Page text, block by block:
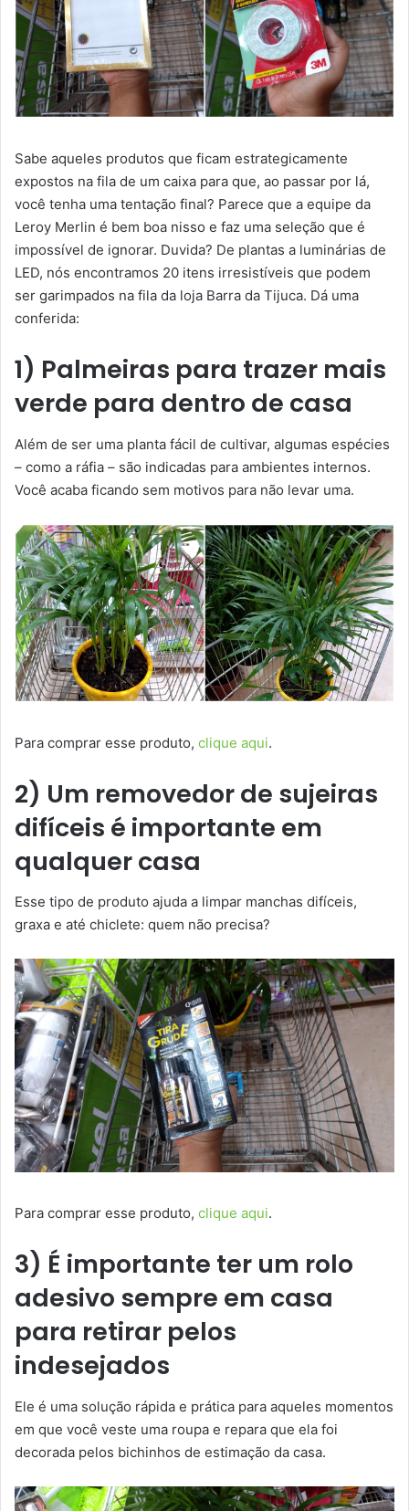
Sabe aqueles produtos que ficam estrategicamente
expostos na fila de um caixa para que, ao passar por lá,
você tenha uma tentação final? Parece que a equipe da
Leroy Merlin é bem boa nisso e faz uma seleção que é
impossível de ignorar. Duvida? De plantas a luminárias de
LED, nós encontramos 20 itens irresistíveis que podem
ser garimpados na fila da loja Barra da Tijuca. Dá uma
conferida:
1) Palmeiras para trazer mais
verde para dentro de casa
Além de ser uma planta fácil de cultivar, algumas espécies
– como a ráfia – são indicadas para ambientes internos.
Você acaba ficando sem motivos para não levar uma.
Para comprar esse produto, clique aqui.
2) Um removedor de sujeiras
difíceis é importante em
qualquer casa
Esse tipo de produto ajuda a limpar manchas difíceis,
graxa e até chiclete: quem não precisa?
Para comprar esse produto, clique aqui.
3) É importante ter um rolo
adesivo sempre em casa
para retirar pelos
indesejados
Ele é uma solução rápida e prática para aqueles momentos
em que você veste uma roupa e repara que ela foi
decorada pelos bichinhos de estimação da casa.